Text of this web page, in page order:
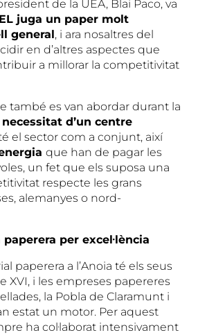
de la UEA, Blai Paco, va
juga un paper molt
general, i ara nosaltres del
en d’altres aspectes que
a millorar la competitivitat
també es van abordar durant la
necessitat d’un centre
el sector com a conjunt, així
que han de pagar les
un fet que els suposa una
respecte les grans
alemanyes o nord-
paperera per excel·lència
paperera a l’Anoia té els seus
XVI, i les empreses papereres
la Pobla de Claramunt i
estat un motor. Per aquest
ha col·laborat intensivament